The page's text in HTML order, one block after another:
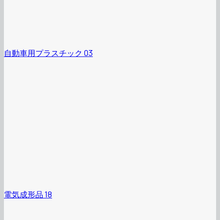
自動車用プラスチック 03
電気成形品 18